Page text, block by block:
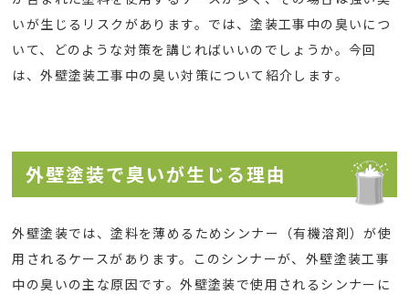
いが生じるリスクがあります。では、塗装工事中の臭いにつ
いて、どのような対策を講じればいいのでしょうか。今回
は、外壁塗装工事中の臭い対策について紹介します。
外壁塗装で臭いが生じる理由
外壁塗装では、塗料を薄めるためシンナー（有機溶剤）が使
用されるケースがあります。このシンナーが、外壁塗装工事
中の臭いの主な原因です。外壁塗装で使用されるシンナーに